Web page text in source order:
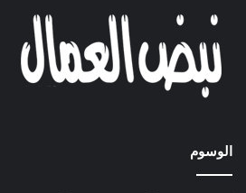
الوسوم